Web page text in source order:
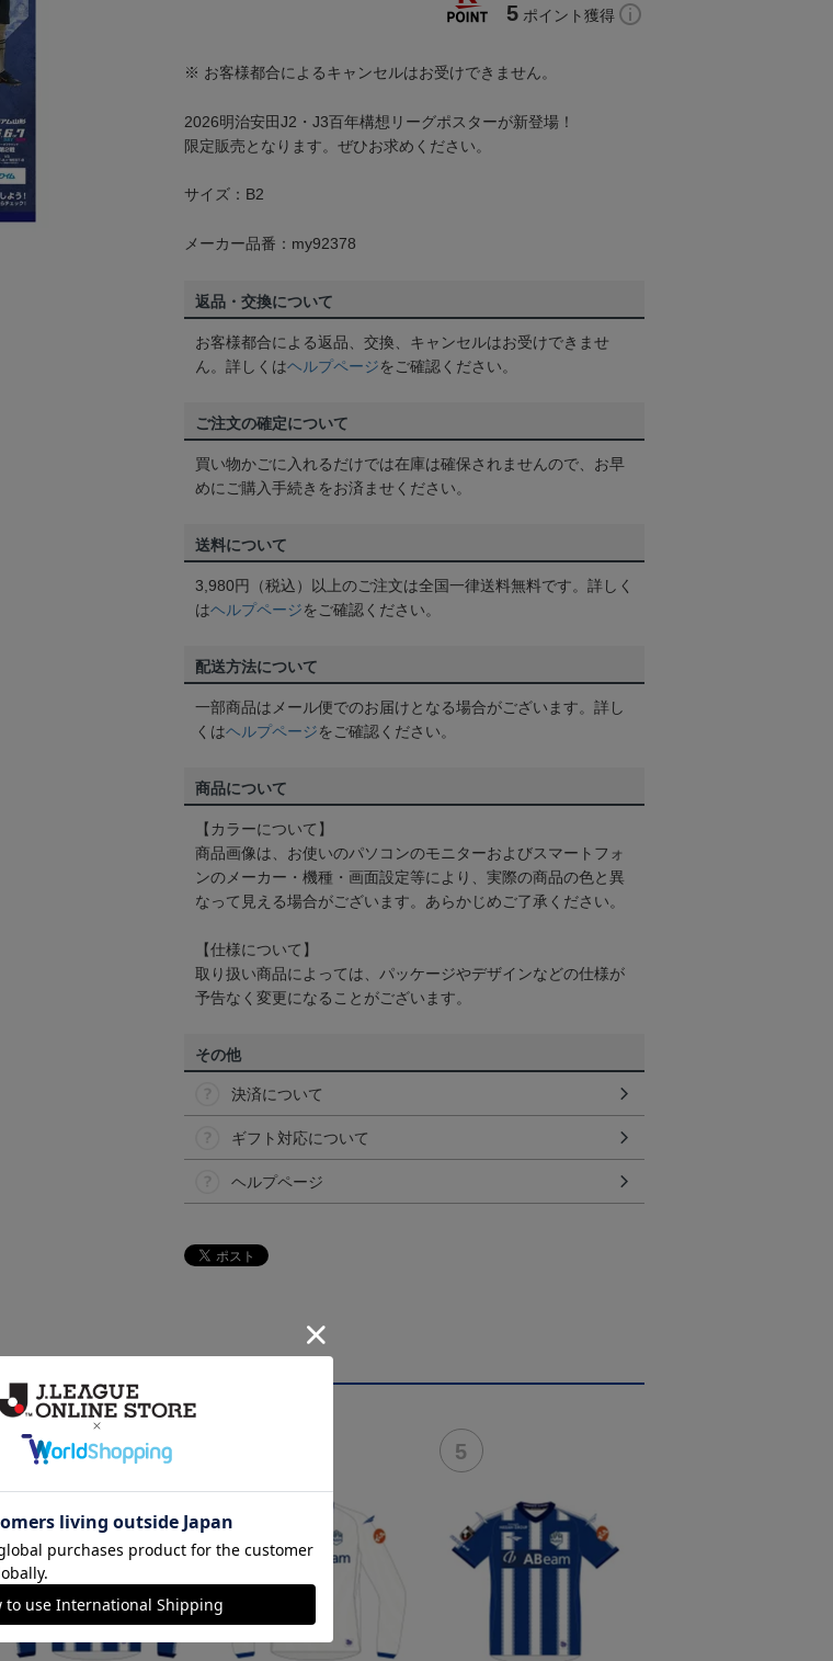
5 ポイント獲得
※ お客様都合によるキャンセルはお受けできません。
2026明治安田J2・J3百年構想リーグポスターが新登場！
限定販売となります。ぜひお求めください。
サイズ：B2
メーカー品番：my92378
返品・交換について
お客様都合による返品、交換、キャンセルはお受けできませ
ん。詳しくはヘルプページをご確認ください。
ご注文の確定について
買い物かごに入れるだけでは在庫は確保されませんので、お早
めにご購入手続きをお済ませください。
送料について
3,980円（税込）以上のご注文は全国一律送料無料です。詳しく
はヘルプページをご確認ください。
配送方法について
一部商品はメール便でのお届けとなる場合がございます。詳し
くはヘルプページをご確認ください。
商品について
【カラーについて】
商品画像は、お使いのパソコンのモニターおよびスマートフォ
ンのメーカー・機種・画面設定等により、実際の商品の色と異
なって見える場合がございます。あらかじめご了承ください。
【仕様について】
取り扱い商品によっては、パッケージやデザインなどの仕様が
予告なく変更になることがございます。
その他
決済について
ギフト対応について
ヘルプページ